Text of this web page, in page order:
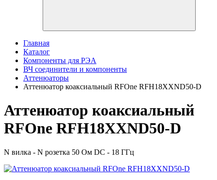
Главная
Каталог
Компоненты для РЭА
ВЧ соединители и компоненты
Аттенюаторы
Аттенюатор коаксиальный RFOne RFH18XXND50-D
Аттенюатор коаксиальный
RFOne RFH18XXND50-D
N вилка - N розетка 50 Ом DC - 18 ГГц